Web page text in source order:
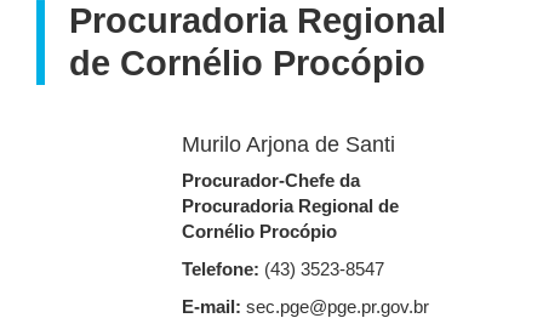
Procuradoria Regional
de Cornélio Procópio
Murilo Arjona de Santi
Procurador-Chefe da
Procuradoria Regional de
Cornélio Procópio
Telefone: (43) 3523-8547
E-mail: sec.pge@pge.pr.gov.br